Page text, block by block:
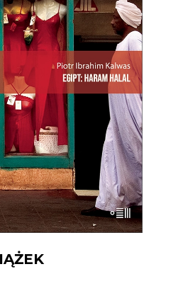
DO KOSZYKA
HARAM HALAL
– to zakaz, „halal” –
I tak niektóre lakiery do
dla muzułmanek halal,
ale ciężko się w tym
nawet Egipcjanom.